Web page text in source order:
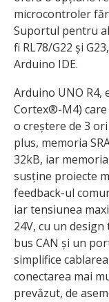
microcontroler
Suportul pentru
fi RL78/G22 și
Arduino IDE.
Arduino UNO R4,
Cortex®-M4) care
o creștere de 3
plus, memoria
32kB, iar
susține proiecte
feedback-ul
iar tensiunea
24V, cu un
bus CAN și un
simplifice
conectarea mai
prevăzut, de